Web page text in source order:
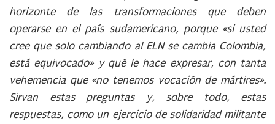
horizonte de las transformaciones que deben
operarse en el país sudamericano, porque «si usted
cree que solo cambiando al ELN se cambia Colombia,
está equivocado» y qué le hace expresar, con tanta
vehemencia que «no tenemos vocación de mártires».
Sirvan estas preguntas y, sobre todo, estas
respuestas, como un ejercicio de solidaridad militante